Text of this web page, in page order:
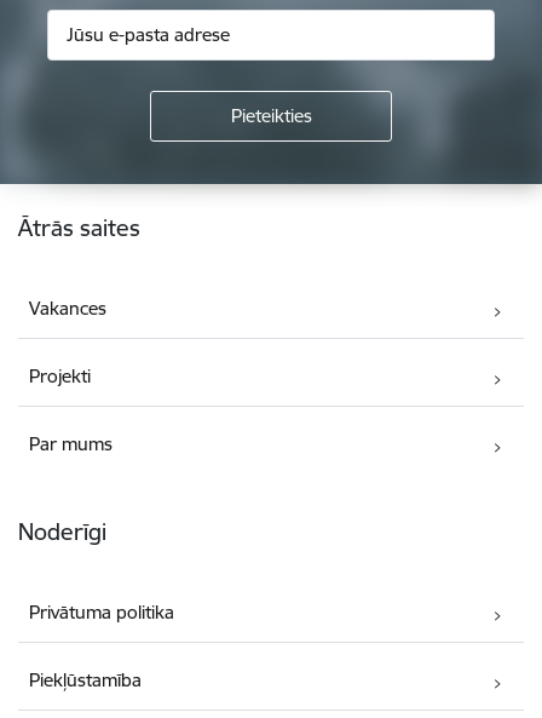
Kājene
Ātrās saites
Vakances
Projekti
Par mums
Noderīgi
Privātuma politika
Piekļūstamība